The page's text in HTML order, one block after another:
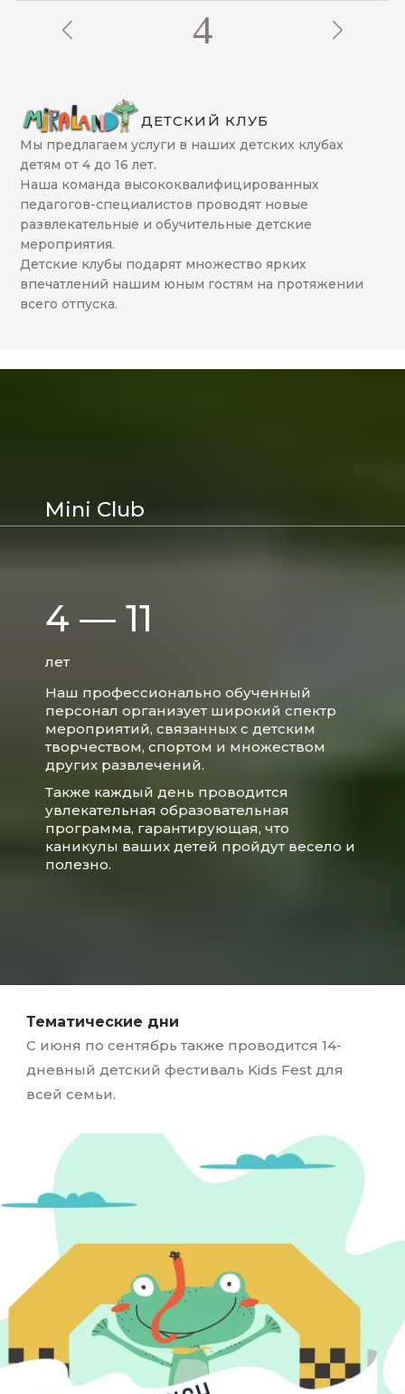
ДЕТСКИЙ КЛУБ
Мы предлагаем услуги в наших детских клубах
детям от 4 до 16 лет.
Наша команда высококвалифицированных
педагогов-специалистов проводят новые
развлекательные и обучительные детские
мероприятия.
Детские клубы подарят множество ярких
впечатлений нашим юным гостям на протяжении
всего отпуска.
5
Mini Club
4 — 11
лет
Наш профессионально обученный
персонал организует широкий спектр
мероприятий, связанных с детским
творчеством, спортом и множеством
других развлечений.
Также каждый день проводится
увлекательная образовательная
программа, гарантирующая, что
каникулы ваших детей пройдут весело и
полезно.
Тематические дни
С июня по сентябрь также проводится 14-
дневный детский фестиваль Kids Fest для
всей семьи.